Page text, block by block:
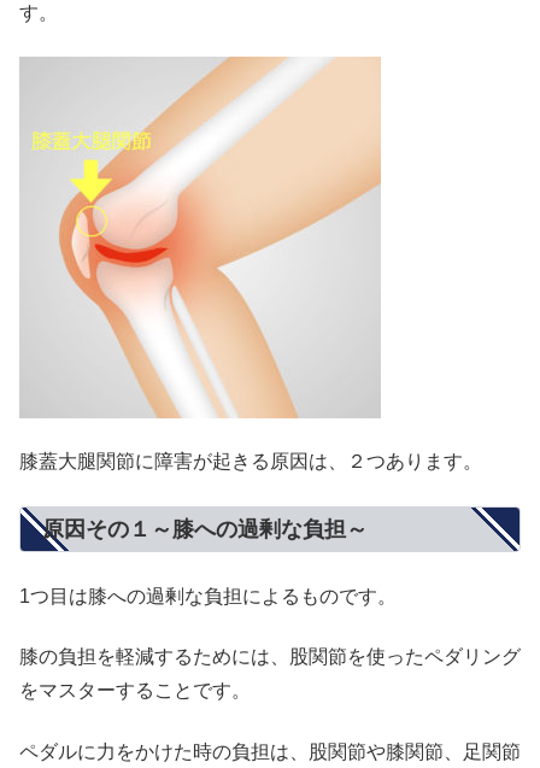
す。
膝蓋大腿関節に障害が起きる原因は、２つあります。
原因その１～膝への過剰な負担～
1つ目は膝への過剰な負担によるものです。
膝の負担を軽減するためには、股関節を使ったペダリング
をマスターすることです。
ペダルに力をかけた時の負担は、股関節や膝関節、足関節